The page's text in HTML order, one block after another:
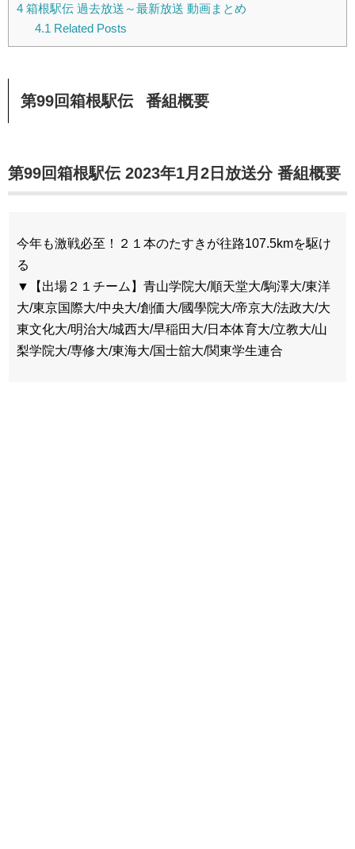
4 箱根駅伝 過去放送～最新放送 動画まとめ
4.1 Related Posts
第99回箱根駅伝 番組概要
第99回箱根駅伝 2023年1月2日放送分 番組概要
今年も激戦必至！２１本のたすきが往路107.5kmを駆け
る
▼【出場２１チーム】青山学院大/順天堂大/駒澤大/東洋
大/東京国際大/中央大/創価大/國學院大/帝京大/法政大/大
東文化大/明治大/城西大/早稲田大/日本体育大/立教大/山
梨学院大/専修大/東海大/国士舘大/関東学生連合